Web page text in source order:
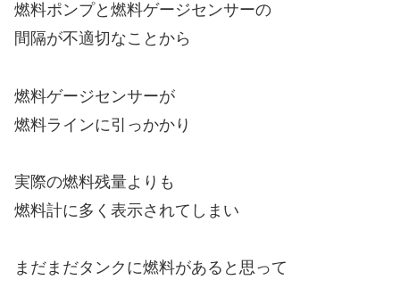
燃料ポンプと燃料ゲージセンサーの
間隔が不適切なことから
燃料ゲージセンサーが
燃料ラインに引っかかり
実際の燃料残量よりも
燃料計に多く表示されてしまい
まだまだタンクに燃料があると思って